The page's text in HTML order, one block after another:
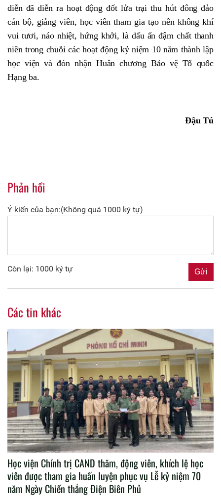
diễn đã diễn ra hoạt động đốt lửa trại thu hút đông đảo
cán bộ, giảng viên, học viên tham gia tạo nên không khí
vui tươi, náo nhiệt, hứng khởi, là dấu ấn đậm chất thanh
niên trong chuỗi các hoạt động kỷ niệm 10 năm thành lập
học viện và đón nhận Huân chương Bảo vệ Tổ quốc
Hạng ba.
Đậu Tú
Phản hồi
Ý kiến của bạn:(Không quá 1000 ký tự)
Còn lại: 1000 ký tự
Các tin khác
Học viện Chính trị CAND thăm, động viên, khích lệ học
viên được tham gia huấn luyện phục vụ Lễ kỷ niệm 70
năm Ngày Chiến thắng Điện Biên Phủ